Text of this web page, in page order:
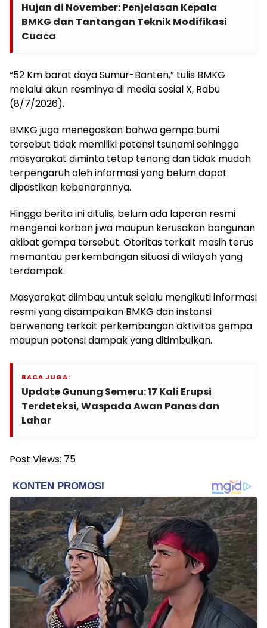
Hujan di November: Penjelasan Kepala
BMKG dan Tantangan Teknik Modifikasi
Cuaca
“52 Km barat daya Sumur-Banten,” tulis BMKG
melalui akun resminya di media sosial X, Rabu
(8/7/2026).
BMKG juga menegaskan bahwa gempa bumi
tersebut tidak memiliki potensi tsunami sehingga
masyarakat diminta tetap tenang dan tidak mudah
terpengaruh oleh informasi yang belum dapat
dipastikan kebenarannya.
Hingga berita ini ditulis, belum ada laporan resmi
mengenai korban jiwa maupun kerusakan bangunan
akibat gempa tersebut. Otoritas terkait masih terus
memantau perkembangan situasi di wilayah yang
terdampak.
Masyarakat diimbau untuk selalu mengikuti informasi
resmi yang disampaikan BMKG dan instansi
berwenang terkait perkembangan aktivitas gempa
maupun potensi dampak yang ditimbulkan.
BACA JUGA:
Update Gunung Semeru: 17 Kali Erupsi
Terdeteksi, Waspada Awan Panas dan
Lahar
Post Views: 75